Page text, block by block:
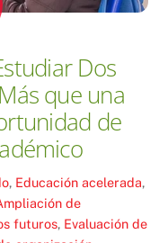
Dos
que una
de
, Educación acelerada,
de
futuros, Evaluación de